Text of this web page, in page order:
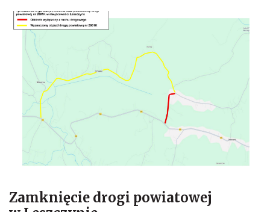
Zamknięcie drogi powiatowej